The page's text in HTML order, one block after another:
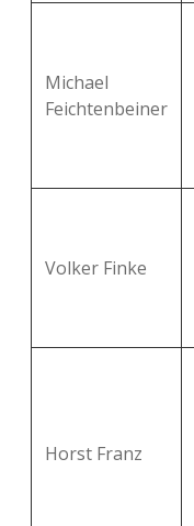
Michael
Feichtenbeiner
Volker Finke
Horst Franz